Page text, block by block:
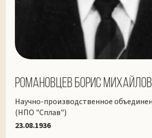
Романовцев Борис
Научно-производственное
(НПО "Сплав")
23.08.1936